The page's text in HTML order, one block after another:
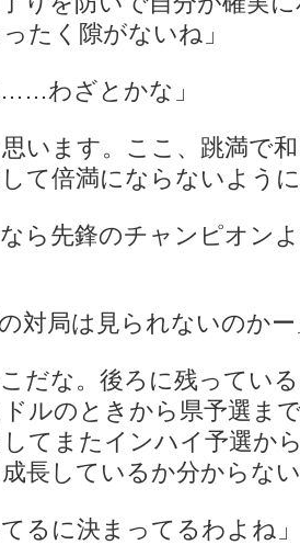
たく隙がないね」
わざとかな」
います。ここ、跳満で
て倍満にならないよう
ら先鋒のチャンピオン
対局は見られないのか
だな。後ろに残ってい
ルのときから県予選ま
てまたインハイ予選か
長しているか分からな
るに決まってるわよね」